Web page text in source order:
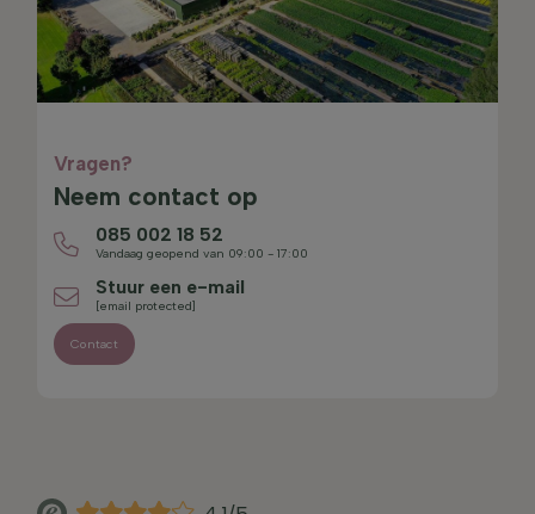
Vragen?
Neem contact op
085 002 18 52
Vandaag geopend van 09:00 - 17:00
Stuur een e-mail
[email protected]
Contact